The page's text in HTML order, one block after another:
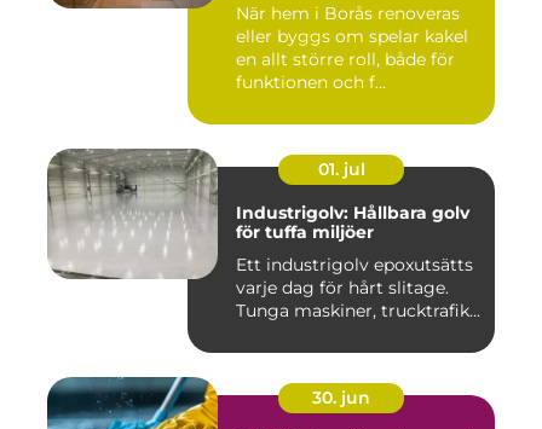
När hem i Borås renoveras
eller byggs om spelar kakel
en allt större roll, både för
funktionen och f...
01. jul
Industrigolv: Hållbara golv
för tuffa miljöer
Ett industrigolv epoxutsätts
varje dag för hårt slitage.
Tunga maskiner, trucktrafik...
30. jun